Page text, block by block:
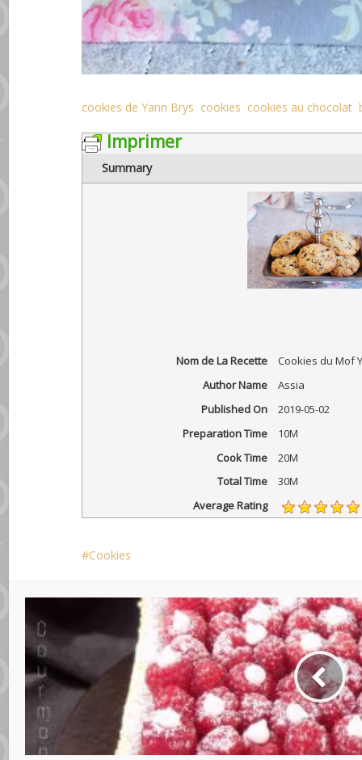
cookies de Yann Brys cookies cookies au chocolat
Imprimer
Summary
Nom de La Recette
Cookies du Mof
Author Name
Assia
Published On
2019-05-02
Preparation Time
10M
Cook Time
20M
Total Time
30M
Average Rating
Cookies